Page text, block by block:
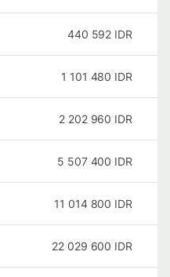
440 592 IDR
1 101 480 IDR
2 202 960 IDR
5 507 400 IDR
11 014 800 IDR
22 029 600 IDR